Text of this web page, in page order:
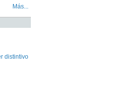
Más...
distintivo